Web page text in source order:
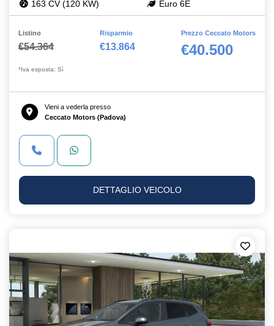
163 CV (120 KW) Euro 6E
Listino
€54.364
Risparmio
€13.864
Prezzo Ceccato Motors
€40.500
*Iva esposta: Sì
Vieni a vederla presso
Ceccato Motors (Padova)
DETTAGLIO VEICOLO